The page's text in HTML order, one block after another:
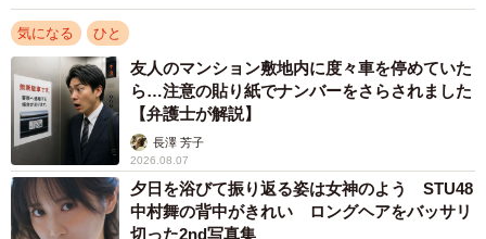
ー……なんだか素敵なエピソードでした」
「こういうのをイケおじぃって言うんだよな。かっけえ
ぜ。人生の大先輩は。こんなおじいにおれはなりたい。」
「どちらも良い人だ…朝から心がほかほかしました」
「そのやりとりこそが互いの思いやり」
多くの人たちを笑顔にしたほっこりエピソード。ホームセ
ンターのレジに並んでいた時のことを、橋本さんに聞きま
気になる ひと
友人のマンション敷地内に度々車を停めていた
ら…注意の貼り紙でナンバーをさらされました
【弁護士が解説】
長澤 芳子
2026.08.07
夕日を浴びて振り返る姿は女神のよう STU48
中村舞の背中がきれい ロングヘアをバッサリ
切った2nd写真集